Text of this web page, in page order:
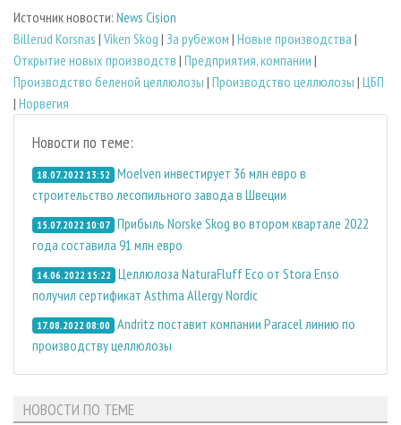
Источник новости: News Cision
Billerud Korsnas | Viken Skog | За рубежом | Новые производства |
Открытие новых производств | Предприятия, компании |
Производство беленой целлюлозы | Производство целлюлозы | ЦБП
| Норвегия
Новости по теме:
18.07.2022 13:52 Moelven инвестирует 36 млн евро в
строительство лесопильного завода в Швеции
15.07.2022 10:07 Прибыль Norske Skog во втором квартале 2022
года составила 91 млн евро
14.06.2022 15:22 Целлюлоза NaturaFluff Eco от Stora Enso
получил сертификат Asthma Allergy Nordic
17.08.2022 08:00 Andritz поставит компании Paracel линию по
производству целлюлозы
НОВОСТИ ПО ТЕМЕ